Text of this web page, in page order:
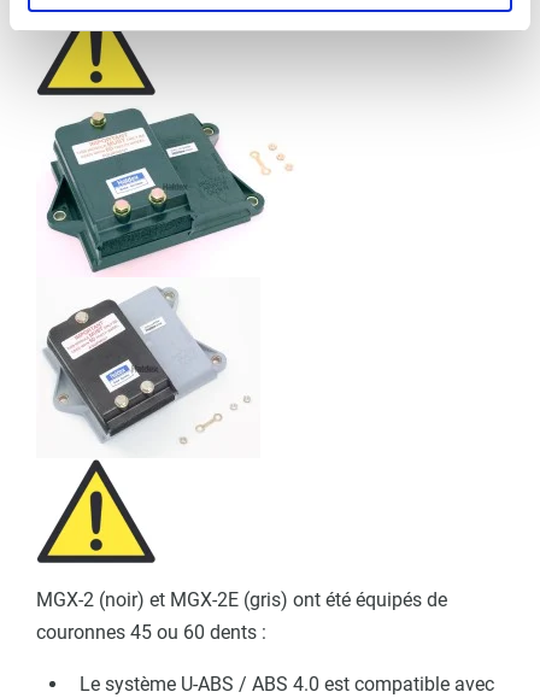
MGX-2 (noir) et MGX-2E (gris) ont été équipés de
couronnes 45 ou 60 dents :
Le système U-ABS / ABS 4.0 est compatible avec